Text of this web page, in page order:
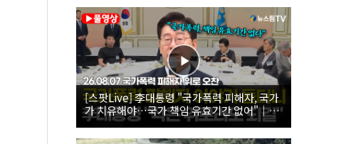
[스팟Live] 李대통령 "국가폭력 피해자, 국가
가 치유해야…국가 책임 유효기간 없어"｜
26.08.07 국가폭력 피해자 위로 오찬